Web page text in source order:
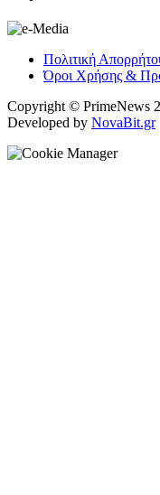
Πολιτική
Όροι Χρήσης &
Copyright © PrimeNews
Developed by NovaBit.gr